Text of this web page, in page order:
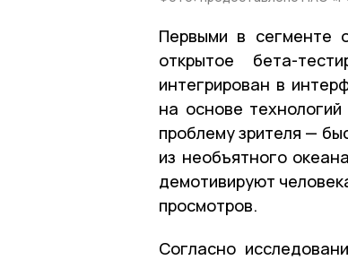
Первыми в сегменте
открытое бета-
интегрирован в
на основе
проблему зрителя —
из необъятного
демотивируют
просмотров.
Согласно